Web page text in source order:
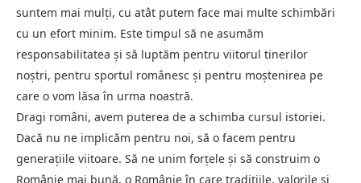
suntem mai mulți, cu atât putem face mai multe schimbări
cu un efort minim. Este timpul să ne asumăm
responsabilitatea și să luptăm pentru viitorul tinerilor
noștri, pentru sportul românesc și pentru moștenirea pe
care o vom lăsa în urma noastră.
Dragi români, avem puterea de a schimba cursul istoriei.
Dacă nu ne implicăm pentru noi, să o facem pentru
generațiile viitoare. Să ne unim forțele și să construim o
Românie mai bună, o Românie în care tradițiile, valorile și